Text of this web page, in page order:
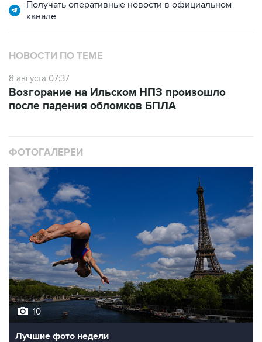
Получать оперативные новости в официальном
канале
НОВОСТИ ПО ТЕМЕ
8 августа 07:37
Возгорание на Ильском НПЗ произошло
после падения обломков БПЛА
ФОТОГАЛЕРЕИ
10
Лучшие фото недели